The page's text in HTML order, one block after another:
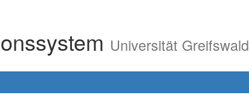
Universität Greifswald